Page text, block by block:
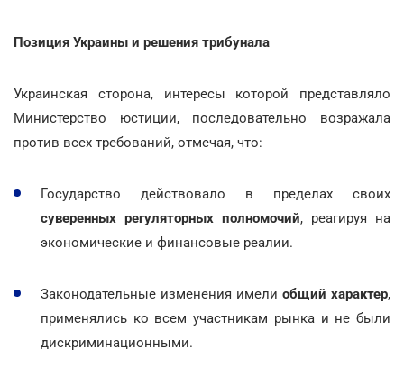
Позиция Украины и решения трибунала
Украинская сторона, интересы которой представляло
Министерство юстиции, последовательно возражала
против всех требований, отмечая, что:
Государство действовало в пределах своих
суверенных регуляторных полномочий, реагируя на
экономические и финансовые реалии.
Законодательные изменения имели общий характер,
применялись ко всем участникам рынка и не были
дискриминационными.